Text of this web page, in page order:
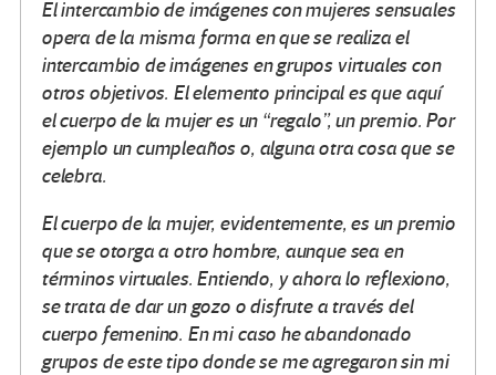
El intercambio de imágenes con mujeres sensuales
opera de la misma forma en que se realiza el
intercambio de imágenes en grupos virtuales con
otros objetivos. El elemento principal es que aquí
el cuerpo de la mujer es un “regalo”, un premio. Por
ejemplo un cumpleaños o, alguna otra cosa que se
celebra.
El cuerpo de la mujer, evidentemente, es un premio
que se otorga a otro hombre, aunque sea en
términos virtuales. Entiendo, y ahora lo reflexiono,
se trata de dar un gozo o disfrute a través del
cuerpo femenino. En mi caso he abandonado
grupos de este tipo donde se me agregaron sin mi